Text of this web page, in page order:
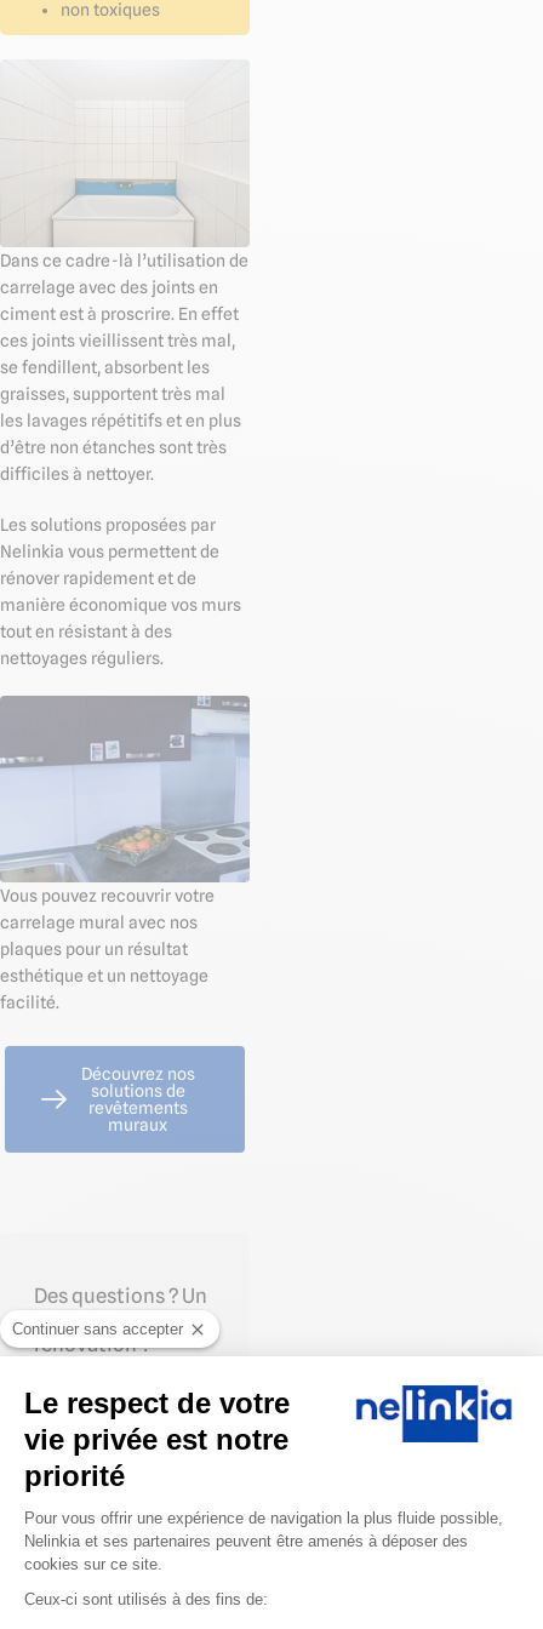
non toxiques
Dans ce cadre-là l’utilisation de
carrelage avec des joints en
ciment est à proscrire. En effet
ces joints vieillissent très mal,
se fendillent, absorbent les
graisses, supportent très mal
les lavages répétitifs et en plus
d’être non étanches sont très
difficiles à nettoyer.
Les solutions proposées par
Nelinkia vous permettent de
rénover rapidement et de
manière économique vos murs
tout en résistant à des
nettoyages réguliers.
Vous pouvez recouvrir votre
carrelage mural avec nos
plaques pour un résultat
esthétique et un nettoyage
facilité.
Découvrez nos
solutions de
revêtements
muraux
Des questions ? Un
projet de
rénovation ?
Shirley Collot
Conseillère Cuisines
professionnelles &
Agencement
Continuer sans accepter
Le respect de votre
vie privée est notre
priorité
Plateforme de Gestion du
Pour vous offrir une expérience de navigation la plus fluide possible,
Nelinkia et ses partenaires peuvent être amenés à déposer des
cookies sur ce site.
Ceux-ci sont utilisés à des fins de: